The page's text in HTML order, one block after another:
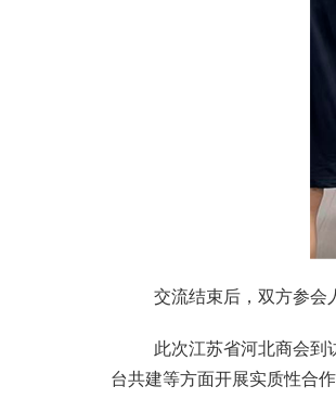
交流结束后，双方参会人
此次江苏省河北商会到访
台共建等方面开展实质性合